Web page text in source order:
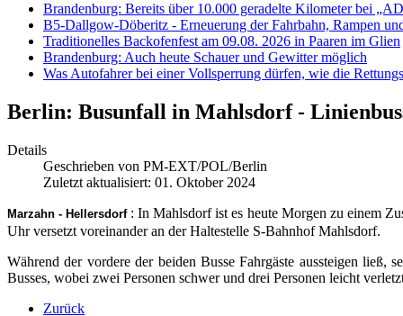
Brandenburg: Bereits über 10.000 geradelte Kilometer bei
B5-Dallgow-Döberitz - Erneuerung der Fahrbahn, Rampen
Traditionelles Backofenfest am 09.08. 2026 in Paaren im Glien
Brandenburg: Auch heute Schauer und Gewitter möglich
Was Autofahrer bei einer Vollsperrung dürfen, wie die
Berlin: Busunfall in Mahlsdorf -
Details
Geschrieben von PM-EXT/POL/Berlin
Zuletzt aktualisiert: 01. Oktober 2024
Marzahn - Hellersdorf : In Mahlsdorf ist es heute Morgen zu einem
Uhr versetzt voreinander an der Haltestelle S-Bahnhof Mahlsdorf.
Während der vordere der beiden Busse Fahrgäste aussteigen ließ,
Busses, wobei zwei Personen schwer und drei Personen leicht
Zurück